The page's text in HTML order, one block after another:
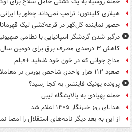
حمله روسیه به یک کشتی حامل سلاح برای
هیلاری کلینتون: ترامپ نمی‌داند چطور با
حضور نماینده گل‌گهر در قرعه‌کشی لیگ
درگیر شدن گردشگر اسپانیایی با نظامی
کاهش ۳ درصدی مصرف برق برای دومین سال متوالی
مداح جوانی که در خون خود غلطید +فیلم
صعود ۱۱۲ هزار واحدی شاخص بورس در معاملات امروز
پرونده یونیک فایننس به کجا رسید؟
حمله پهپادی به پالایشگاه لیبی
هدایای روز خبرنگار ۱۴۰۵ اعلام شد
از این به بعد دیگر نامه‌های استقلال را امضا